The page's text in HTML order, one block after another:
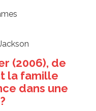
(2006), de
la famille
dans une